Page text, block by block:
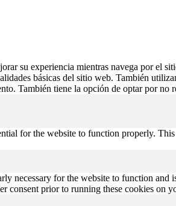
su experiencia mientras navega por el
básicas del sitio web. También
También tiene la opción de optar por
for the website to function properly.
necessary for the website to function and
consent prior to running these cookies on